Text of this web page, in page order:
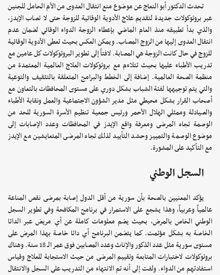
تحدث الدكتور أبو النعاج عن موضوع منع انتقال العدوى من الأم الحامل للجنين
عبر بروتوكولات جديدة لتقديم علاج الأدوية الوقائية للزوجة حتى لا تصاب الإيدز،
والذي بدأ تطبيقه منذ العام الماضي بإعطاء الزوجة الدواء الوقائي لضمان عدم
انتقال العدوى إليها من الزوج المصاب. ويمكن العكس بحيث تعطى الأدوية الوقائية
للزوج في حال كانت الزوجة هي المصابة. لافتاً إلى تطوير البروتوكولات كل عامين مع
تدريب الأطباء عليها بحيث تتلاءم مع بروتوكولات العلاج العالمية المعتمدة من
منظمة الصحة العالمية. إضافة إلى الخطط والبرامج المتعلقة بالتثقيف والتوعية
والتي يتم توجيهها لفئة الشباب بشكل دوري على مستوى المحافظات بالتعاون مع
أصحاب القرار بشكل محيطي مثل مدير الشؤون الاجتماعية والعمل ونقابة الأطباء
والصيادلة وممثلي الهلال الأحمر ورئيس جمعية تنظيم الأسرة السورية للحد من
الوصمة تجاه المرضى ومعرفة واقع الإيدز في المحافظات وعدد الإصابات إلى
موضوع الوصمة والتمييز وحشد التأييد لذلك تجاه المرضى المتعايشين مع الإيدز
مع التأكيد على المشورة.
السجل الوطني
يؤكد المعنيين بالصحة بأن سورية من أقل الدول إصابة بمرضى نقص المناعة
عالمياً وعربياً، وهذا يشجع على الاستمرار في برنامج المكافحة وفي تطوير السجل
الوطني الخاص بالمرض، بحيث يضم معلومات كاملة عن أي مريض عبر الداتا
الخاصة به بشكل مؤتمت. كما يتضمن البرنامج أي داتا خاصة بهذا المرض على
مستوى سورية مثل عدد الذكور والإناث وعدد المصابين فوق عمر الـ 18 سنة. وهناك
بروتوكولات لاختبارات المتابعة وتقييم المرضى من حيث الاستجابة للعلاج وقياس
استفادتهم من الدواء. ولفت إلى أنه تم الانتهاء من التدريب على السجل والانتقال